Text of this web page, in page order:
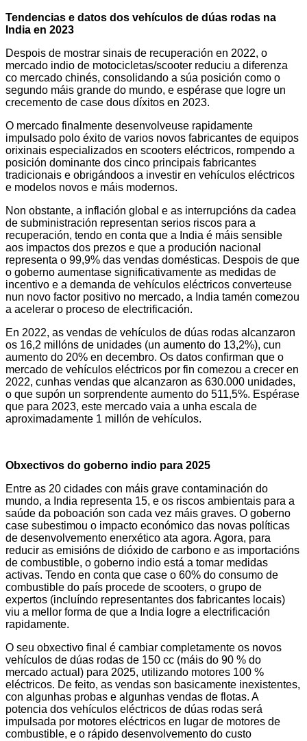
Tendencias e datos dos vehículos de dúas rodas na
India en 2023
Despois de mostrar sinais de recuperación en 2022, o
mercado indio de motocicletas/scooter reduciu a diferenza
co mercado chinés, consolidando a súa posición como o
segundo máis grande do mundo, e espérase que logre un
crecemento de case dous díxitos en 2023.
O mercado finalmente desenvolveuse rapidamente
impulsado polo éxito de varios novos fabricantes de equipos
orixinais especializados en scooters eléctricos, rompendo a
posición dominante dos cinco principais fabricantes
tradicionais e obrigándoos a investir en vehículos eléctricos
e modelos novos e máis modernos.
Non obstante, a inflación global e as interrupcións da cadea
de subministración representan serios riscos para a
recuperación, tendo en conta que a India é máis sensible
aos impactos dos prezos e que a produción nacional
representa o 99,9% das vendas domésticas. Despois de que
o goberno aumentase significativamente as medidas de
incentivo e a demanda de vehículos eléctricos converteuse
nun novo factor positivo no mercado, a India tamén comezou
a acelerar o proceso de electrificación.
En 2022, as vendas de vehículos de dúas rodas alcanzaron
os 16,2 millóns de unidades (un aumento do 13,2%), cun
aumento do 20% en decembro. Os datos confirman que o
mercado de vehículos eléctricos por fin comezou a crecer en
2022, cunhas vendas que alcanzaron as 630.000 unidades,
o que supón un sorprendente aumento do 511,5%. Espérase
que para 2023, este mercado vaia a unha escala de
aproximadamente 1 millón de vehículos.
Obxectivos do goberno indio para 2025
Entre as 20 cidades con máis grave contaminación do
mundo, a India representa 15, e os riscos ambientais para a
saúde da poboación son cada vez máis graves. O goberno
case subestimou o impacto económico das novas políticas
de desenvolvemento enerxético ata agora. Agora, para
reducir as emisións de dióxido de carbono e as importacións
de combustible, o goberno indio está a tomar medidas
activas. Tendo en conta que case o 60% do consumo de
combustible do país procede de scooters, o grupo de
expertos (incluíndo representantes dos fabricantes locais)
viu a mellor forma de que a India logre a electrificación
rapidamente.
O seu obxectivo final é cambiar completamente os novos
vehículos de dúas rodas de 150 cc (máis do 90 % do
mercado actual) para 2025, utilizando motores 100 %
eléctricos. De feito, as vendas son basicamente inexistentes,
con algunhas probas e algunhas vendas de flotas. A
potencia dos vehículos eléctricos de dúas rodas será
impulsada por motores eléctricos en lugar de motores de
combustible, e o rápido desenvolvemento do custo